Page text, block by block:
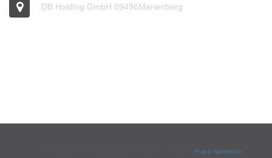
DB Holding GmbH 09496Marienberg
Prace Nemecko